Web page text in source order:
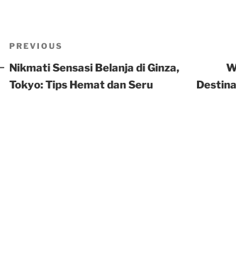
Post
navigation
Previous
Post
PREVIOUS
Nikmati Sensasi Belanja di Ginza,
Tokyo: Tips Hemat dan Seru